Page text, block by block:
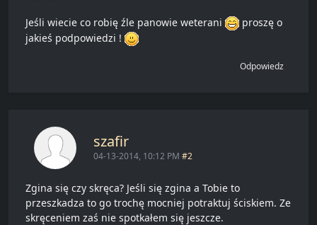
Jeśli wiecie co robię źle panowie weterani
proszę o
jakieś podpowiedzi !
Odpowiedz
szafir
04-13-2014, 10:12 PM #2
Zgina się czy skręca? Jeśli się zgina a Tobie to
przeszkadza to go trochę mocniej potraktuj ściskiem. Ze
skręceniem zaś nie spotkałem się jeszcze.